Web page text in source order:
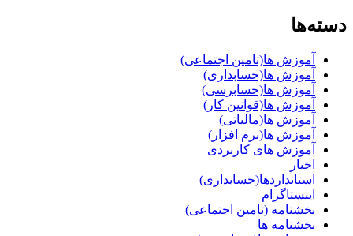
دسته‌ها
آموزش ها(تامین اجتماعی)
آموزش ها(حسابداری)
آموزش ها(حسابرسی)
آموزش ها(قوانین کار)
آموزش ها(مالیاتی)
آموزش ها(نرم افزار)
آموزش های کاربردی
اخبار
استانداردها(حسابداری)
اینستاگرام
بخشنامه (تامین اجتماعی)
بخشنامه ها